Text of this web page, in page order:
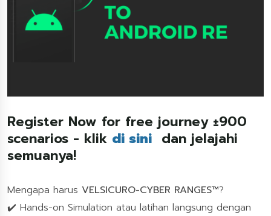
Register Now for free journey ±900
scenarios - klik di sini dan jelajahi
semuanya!
Mengapa harus VELSICURO-CYBER RANGES™?
✔️ Hands-on Simulation atau latihan langsung dengan